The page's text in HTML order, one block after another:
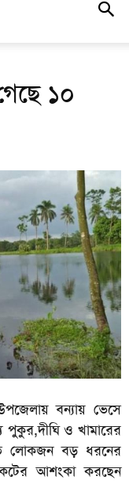
১০
বন্যায় ভেসে
পুকুর,দীঘি ও খামারের
লোকজন বড় ধরনের
আশংকা করছেন